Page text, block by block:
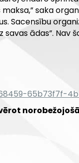
saka
Sacensību
ādas”. Nav
65b73f7f-